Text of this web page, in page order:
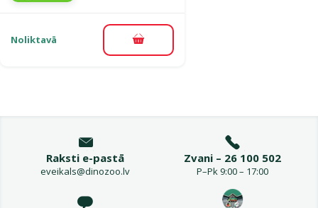
Noliktavā Pievienot grozam
Raksti e-pastā
eveikals@dinozoo.lv
Zvani – 26 100 502
P–Pk 9:00 – 17:00